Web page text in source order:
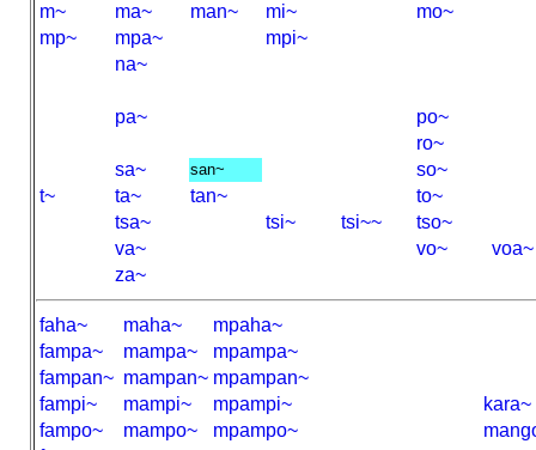
m~
ma~ man~ mi~
mo~
mp~
mpa~
mpi~
na~
pa~
po~
ro~
sa~
san~
so~
t~
ta~ tan~
to~
tsa~
tsi~ tsi~~
tso~
va~
vo~
voa~
za~
faha~ maha~
mpaha~
fampa~
mampa~
mpampa~
fampan~ mampan~ mpampan~
fampi~
mampi~ mpampi~
kara~
fampo~
mampo~ mpampo~